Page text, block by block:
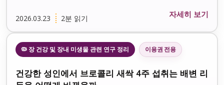
2026.03.23 2분 읽기 자세히 보기
🦠 장 건강 및 장내 미생물 관련 연구 정리 이용권 전용
건강한 성인에서 브로콜리 새싹 4주 섭취는 배변 리